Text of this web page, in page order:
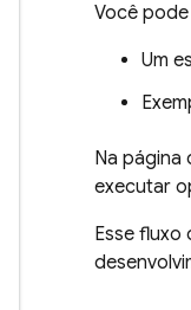
Você
Um
Na página
executar
Esse